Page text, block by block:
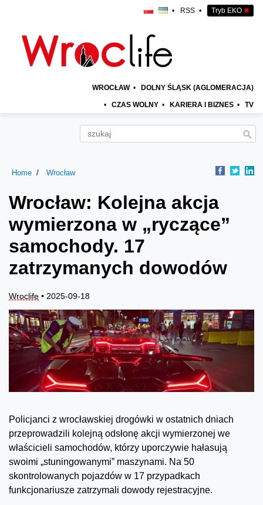
• RSS • Tryb EKO ✖
WROCŁAW • DOLNY ŚLĄSK (AGLOMERACJA)
• CZAS WOLNY • KARIERA I BIZNES • TV
Home Wrocław
Wrocław: Kolejna akcja
wymierzona w „ryczące”
samochody. 17
zatrzymanych dowodów
Wroclife • 2025-09-18
Policjanci z wrocławskiej drogówki w ostatnich dniach
przeprowadzili kolejną odsłonę akcji wymierzonej we
właścicieli samochodów, którzy uporczywie hałasują
swoimi „stuningowanymi” maszynami. Na 50
skontrolowanych pojazdów w 17 przypadkach
funkcjonariusze zatrzymali dowody rejestracyjne.